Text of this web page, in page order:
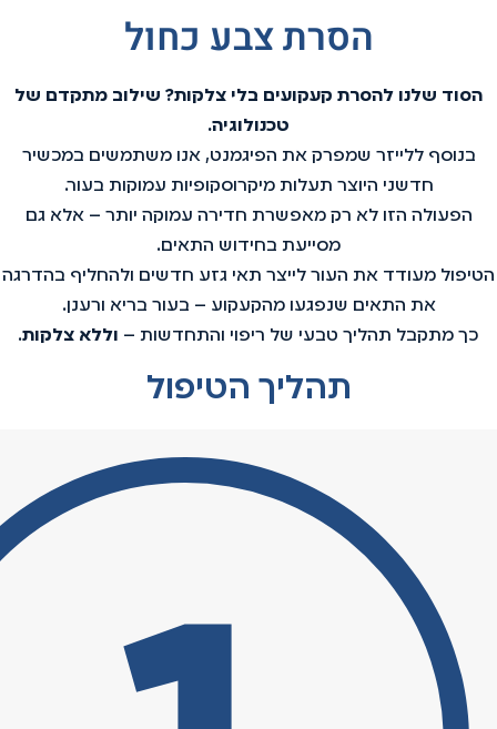
הסרת צבע כחול
הסוד שלנו להסרת קעקועים בלי צלקות? שילוב מתקדם של
טכנולוגיה.
בנוסף ללייזר שמפרק את הפיגמנט, אנו משתמשים במכשיר
חדשני היוצר תעלות מיקרוסקופיות עמוקות בעור.
הפעולה הזו לא רק מאפשרת חדירה עמוקה יותר – אלא גם
מסייעת בחידוש התאים.
הטיפול מעודד את העור לייצר תאי גזע חדשים ולהחליף בהדרגה
את התאים שנפגעו מהקעקוע – בעור בריא ורענן.
כך מתקבל תהליך טבעי של ריפוי והתחדשות – וללא צלקות.
תהליך הטיפול